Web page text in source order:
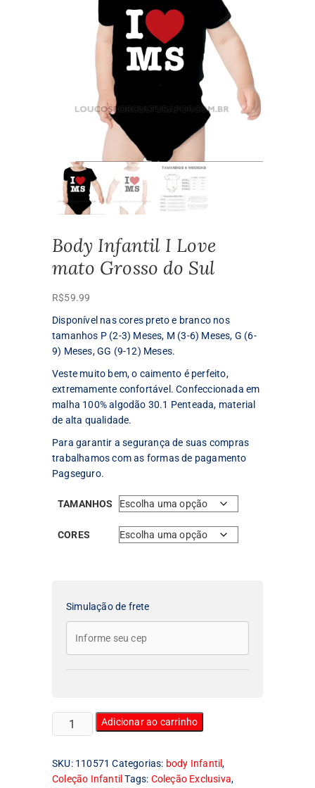
Body Infantil I Love
mato Grosso do Sul
R$59.99
Disponível nas cores preto e branco nos
tamanhos P (2-3) Meses, M (3-6) Meses, G (6-
9) Meses, GG (9-12) Meses.
Veste muito bem, o caimento é perfeito,
extremamente confortável. Confeccionada em
malha 100% algodão 30.1 Penteada, material
de alta qualidade.
Para garantir a segurança de suas compras
trabalhamos com as formas de pagamento
Pagseguro.
TAMANHOS
CORES
Simulação de frete
Body
Infantil
Love
mato
Adicionar ao carrinho
SKU: 110571 Categorias: body Infantil,
Coleção Infantil Tags: Coleção Exclusiva,